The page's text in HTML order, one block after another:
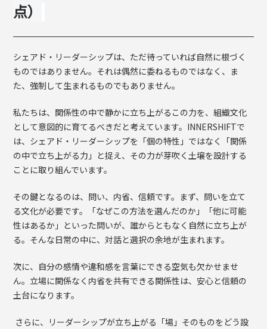
点）
シェアド・リーダーシップは、ただ待っていれば自然に根づく
ものではありません。それは偶然に委ねるものではなく、ま
た、強制して生まれるものでもありません。
私たちは、関係性の中で静かに立ち上がるこの力を、組織文化
として意図的に育てるべきだと考えています。 INNERSHIFTで
は、シェアド・リーダーシップを「個の特性」ではなく「関係
の中で立ち上がる力」と捉え、その力が芽吹く土壌を設計する
ことに取り組んでいます。
その鍵となるのは、問い、内省、信頼です。まず、問いを立て
る文化が必要です。「なぜこの方法を選んだのか」「他に可能
性はあるか」といった問いが、誰からともなく自然に立ち上が
る。そんな日常の中に、対話と選択の余地が生まれます。
次に、自分の感情や違和感を言葉にできる空気も欠かせませ
ん。立場に関係なく内省を共有できる関係性は、安心と信頼の
土台になります。
さらに、リーダーシップが立ち上がる「場」そのものをどう設